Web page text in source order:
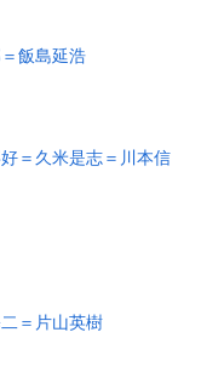
飯島延浩
＝久米是志＝川本信
＝片山英樹